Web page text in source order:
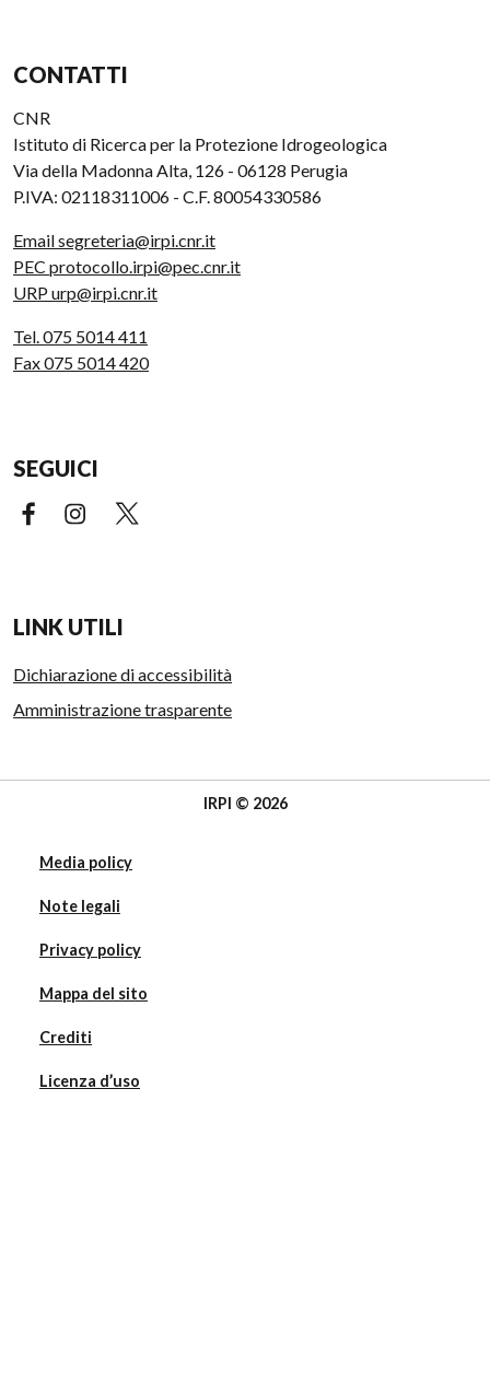
CONTATTI
CNR
Istituto di Ricerca per la Protezione Idrogeologica
Via della Madonna Alta, 126 - 06128 Perugia
P.IVA: 02118311006 - C.F. 80054330586
Email segreteria@irpi.cnr.it
PEC protocollo.irpi@pec.cnr.it
URP urp@irpi.cnr.it
Tel. 075 5014 411
Fax 075 5014 420
SEGUICI
Facebook (link esterno)
Instagram (link esterno)
LINK UTILI
Dichiarazione di accessibilità
Amministrazione trasparente
IRPI © 2026
Media policy
Note legali
Privacy policy
Mappa del sito
Crediti
Licenza d’uso